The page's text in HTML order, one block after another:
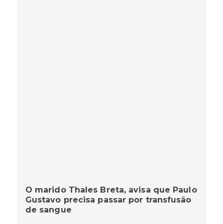
O marido Thales Breta, avisa que Paulo
Gustavo precisa passar por transfusão
de sangue